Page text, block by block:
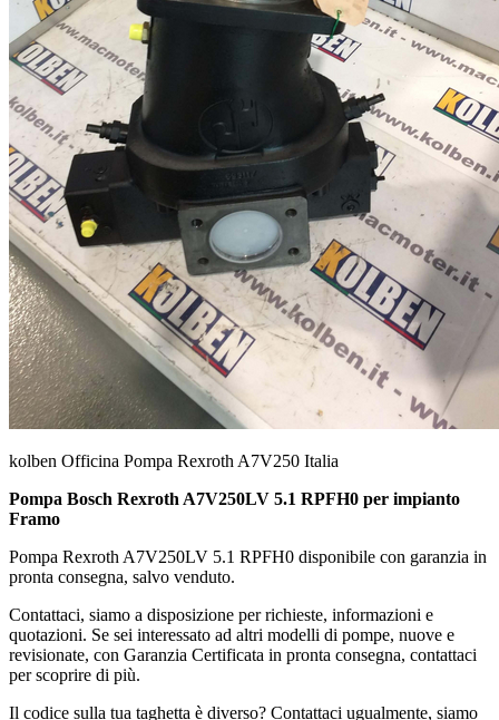
kolben Officina Pompa Rexroth A7V250 Italia
Pompa Bosch Rexroth A7V250LV 5.1 RPFH0 per impianto
Framo
Pompa Rexroth A7V250LV 5.1 RPFH0 disponibile con garanzia in
pronta consegna, salvo venduto.
Contattaci, siamo a disposizione per richieste, informazioni e
quotazioni. Se sei interessato ad altri modelli di pompe, nuove e
revisionate, con Garanzia Certificata in pronta consegna, contattaci
per scoprire di più.
Il codice sulla tua taghetta è diverso? Contattaci ugualmente, siamo